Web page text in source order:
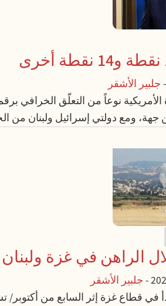
- جلبير الأشقر
جهة، ومع دولتي إسرائيل ولبنان من
الراهن في غزة ولبنان
- جلبير الأشقر